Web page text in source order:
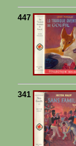
447
341